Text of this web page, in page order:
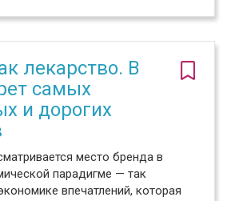
лекарство. В
самых
и дорогих
место бренда в
парадигме — так
впечатлений, которая